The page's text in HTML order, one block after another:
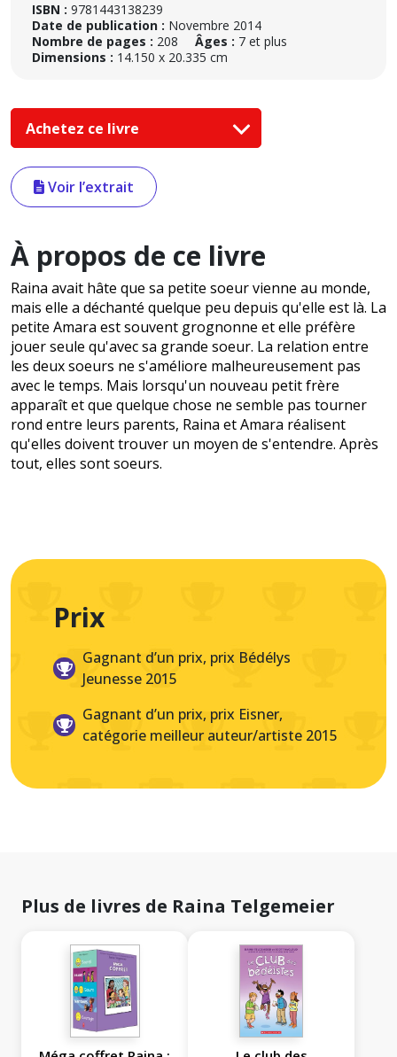
ISBN : 9781443138239
Date de publication : Novembre 2014
Nombre de pages : 208 Âges : 7 et plus
Dimensions : 14.150 x 20.335 cm
Achetez ce livre
Voir l’extrait
À propos de ce livre
Raina avait hâte que sa petite soeur vienne au monde,
mais elle a déchanté quelque peu depuis qu'elle est là. La
petite Amara est souvent grognonne et elle préfère
jouer seule qu'avec sa grande soeur. La relation entre
les deux soeurs ne s'améliore malheureusement pas
avec le temps. Mais lorsqu'un nouveau petit frère
apparaît et que quelque chose ne semble pas tourner
rond entre leurs parents, Raina et Amara réalisent
qu'elles doivent trouver un moyen de s'entendre. Après
tout, elles sont soeurs.
Prix
Gagnant d’un prix, prix Bédélys
Jeunesse 2015
Gagnant d’un prix, prix Eisner,
catégorie meilleur auteur/artiste 2015
Plus de livres de Raina Telgemeier